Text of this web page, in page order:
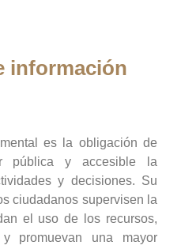
información
es la obligación de
pública y accesible la
y decisiones. Su
ciudadanos supervisen la
el uso de los recursos,
promuevan una mayor